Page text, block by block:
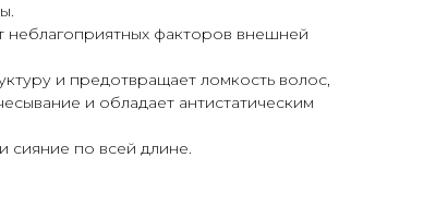
неблагоприятных факторов внешней
и предотвращает ломкость волос,
и обладает антистатическим
сияние по всей длине.